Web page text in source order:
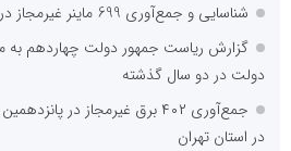
شناسایی و جمع‌آوری 699 ماینر غیرمجاز در استان تهران
گزارش ریاست جمهور دولت چهاردهم
دولت در دو سال گذشته
جمع‌آوری ۴۰۲ برق غیرمجاز در
در استان تهران